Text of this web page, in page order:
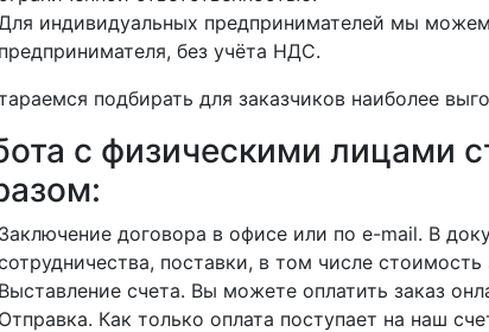
индивидуальных предпринимателей мы
предпринимателя, без учёта НДС.
подбирать для заказчиков наиболее
с физическими лицами
Заключение договора в офисе или по e-mail. В
поставки, в том числе
Выставление счета. Вы можете оплатить заказ
Отправка. Как только оплата поступает на наш